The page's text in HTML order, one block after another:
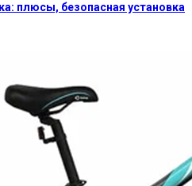
плюсы, безопасная установка